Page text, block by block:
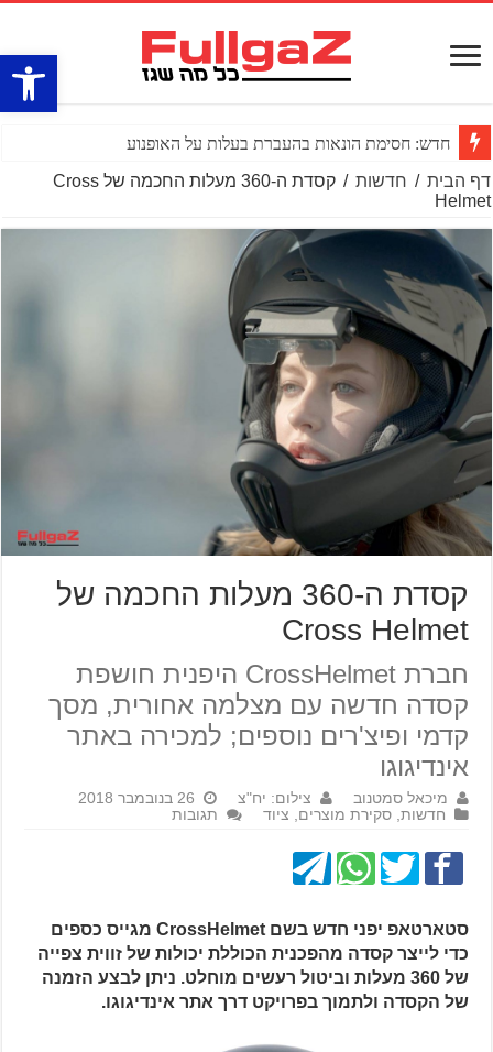
פתח
חדש: חסימת הונאות בהעברת בעלות על האופנוע
דף הבית / חדשות /
קסדת ה-360 מעלות החכמה של Cross
Helmet
קסדת ה-360 מעלות החכמה של
Cross Helmet
חברת CrossHelmet היפנית חושפת
קסדה חדשה עם מצלמה אחורית, מסך
קדמי ופיצ'רים נוספים; למכירה באתר
אינדיגוגו
מיכאל סמטנוב צילום: יח"צ
26 בנובמבר 2018
חדשות ,סקירת מוצרים ציוד תגובות
סטארטאפ יפני חדש בשם CrossHelmet מגייס כספים
כדי לייצר קסדה מהפכנית הכוללת יכולות של זווית צפייה
של 360 מעלות וביטול רעשים מוחלט. ניתן לבצע הזמנה
של הקסדה ולתמוך בפרויקט דרך אתר אינדיגוגו.